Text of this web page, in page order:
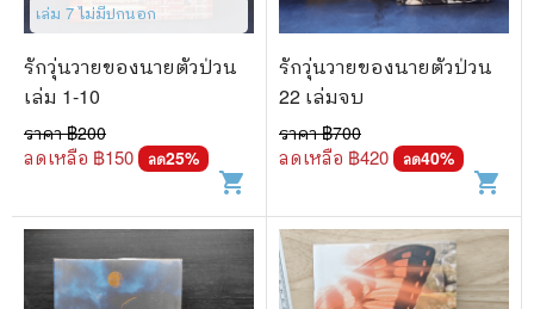
เล่ม 7 ไม่มีปกนอก
รักวุ่นวายของนายตัวป่วน
เล่ม 1-10
ราคา ฿200
ลดเหลือ ฿150 ลด25%
shopping_cart
รักวุ่นวายของนายตัวป่วน
22 เล่มจบ
ราคา ฿700
ลดเหลือ ฿420 ลด40%
shopping_cart